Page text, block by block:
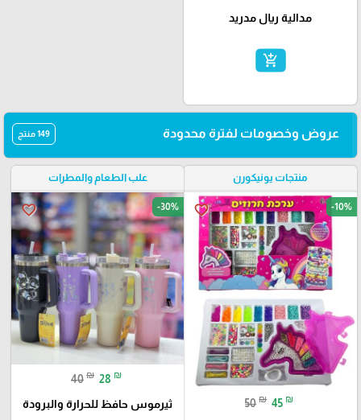
مدالية ريال مدريد
add_shopping_cart
عروض وخصومات لفترة محدودة 149 منتج
منتجات يونيكورن
favorite_border -10%
50 ₪ 45 ₪
علب الطعام والمطرات
favorite_border -30%
40 ₪ 28 ₪
ثيرموس حافظ للحرارة والبرودة